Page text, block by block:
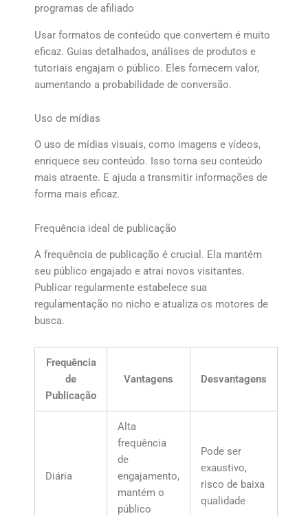
programas de afiliado
Usar formatos de conteúdo que convertem é muito
eficaz. Guias detalhados, análises de produtos e
tutoriais engajam o público. Eles fornecem valor,
aumentando a probabilidade de conversão.
Uso de mídias
O uso de mídias visuais, como imagens e vídeos,
enriquece seu conteúdo. Isso torna seu conteúdo
mais atraente. E ajuda a transmitir informações de
forma mais eficaz.
Frequência ideal de publicação
A frequência de publicação é crucial. Ela mantém
seu público engajado e atrai novos visitantes.
Publicar regularmente estabelece sua
regulamentação no nicho e atualiza os motores de
busca.
Frequência
de
Publicação
Vantagens Desvantagens
Diária
Alta
frequência
de
engajamento,
mantém o
público
Pode ser
exaustivo,
risco de baixa
qualidade